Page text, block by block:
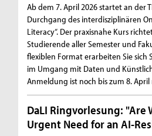
Ab dem 7. April 2026 startet an der
Durchgang des interdisziplinären
Literacy“. Der praxisnahe Kurs
Studierende aller Semester und
flexiblen Format erarbeiten Sie sich
im Umgang mit Daten und
Anmeldung ist noch bis zum 8.
DaLI Ringvorlesung: "Are
Urgent Need for an AI-